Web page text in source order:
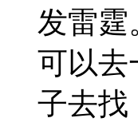
发雷霆
可以去
子去找